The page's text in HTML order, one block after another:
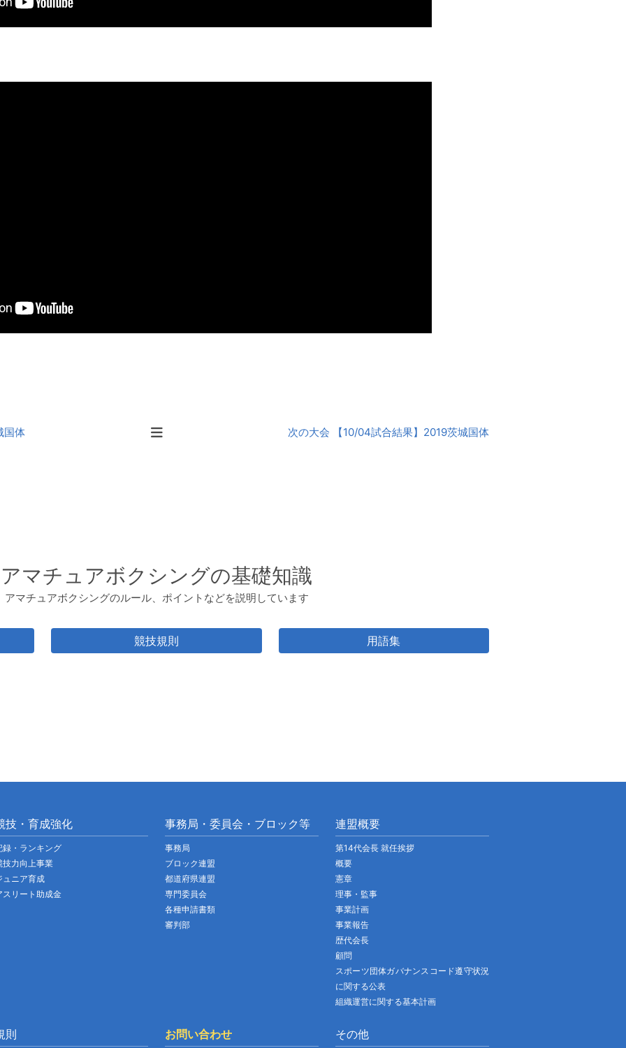
国体 次の大会 【10/04試合結果】2019茨城国体
アマチュアボクシングの基礎知識
アマチュアボクシングのルール、ポイントなどを説明しています
競技規則 用語集
技・育成強化
録・ランキング
技力向上事業
ュニア育成
スリート助成金
事務局・委員会・ブロック等
事務局
ブロック連盟
都道府県連盟
専門委員会
各種申請書類
審判部
連盟概要
第14代会長 就任挨拶
概要
憲章
理事・監事
事業計画
事業報告
歴代会長
顧問
スポーツ団体ガバナンスコード遵守状況
に関する公表
組織運営に関する基本計画
則 お問い合わせ その他